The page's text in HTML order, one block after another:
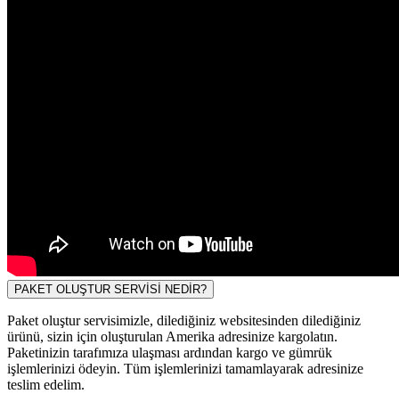
PAKET OLUŞTUR SERVİSİ NEDİR?
Paket oluştur servisimizle, dilediğiniz websitesinden dilediğiniz
ürünü, sizin için oluşturulan Amerika adresinize kargolatın.
Paketinizin tarafımıza ulaşması ardından kargo ve gümrük
işlemlerinizi ödeyin. Tüm işlemlerinizi tamamlayarak adresinize
teslim edelim.